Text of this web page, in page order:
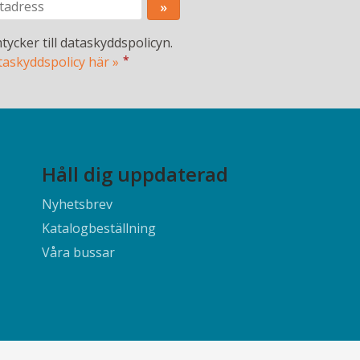
till dataskyddspolicyn.
här » *
Håll dig uppdaterad
Nyhetsbrev
Katalogbeställning
Våra bussar